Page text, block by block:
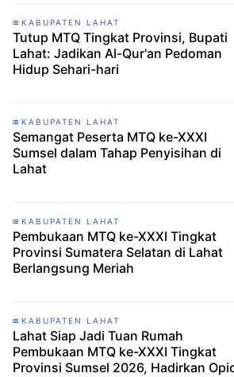
KABUPATEN LAHAT
Tutup MTQ Tingkat Provinsi, Bupati
Lahat: Jadikan Al-Qur'an Pedoman
Hidup Sehari-hari
KABUPATEN LAHAT
Semangat Peserta MTQ ke-XXXI
Sumsel dalam Tahap Penyisihan di
Lahat
KABUPATEN LAHAT
Pembukaan MTQ ke-XXXI Tingkat
Provinsi Sumatera Selatan di Lahat
Berlangsung Meriah
KABUPATEN LAHAT
Lahat Siap Jadi Tuan Rumah
Pembukaan MTQ ke-XXXI Tingkat
Provinsi Sumsel 2026, Hadirkan